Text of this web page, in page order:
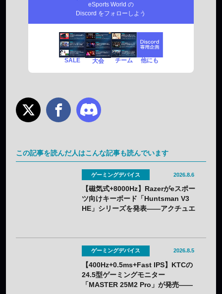
eSports World の
Discord をフォローしよう
SALE 大会 チーム 他にも
この記事を読んだ人はこんな記事も読んでいます
ゲーミングデバイス 2026.8.6
【磁気式+8000Hz】Razerがeスポー
ツ向けキーボード「Huntsman V3
HE」シリーズを発表——アクチュエ
ゲーミングデバイス 2026.8.5
【400Hz+0.5ms+Fast IPS】KTCの
24.5型ゲーミングモニター
「MASTER 25M2 Pro」が発売——